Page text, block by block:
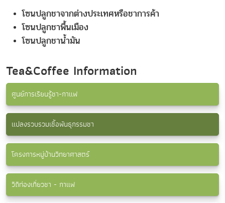
โซนปลูกชาจากต่างประเทศหรือชาการค้า
โซนปลูกชาพื้นเมือง
โซนปลูกชาน้ำมัน
Tea&Coffee Information
ศูนย์การเรียนรู้ชา-กาแฟ
แปลงรวบรวมเชื้อพันธุกรรมชา
โครงการหมู่บ้านวิทยาศาสตร์
วิถีท่องเที่ยวชา - กาแฟ